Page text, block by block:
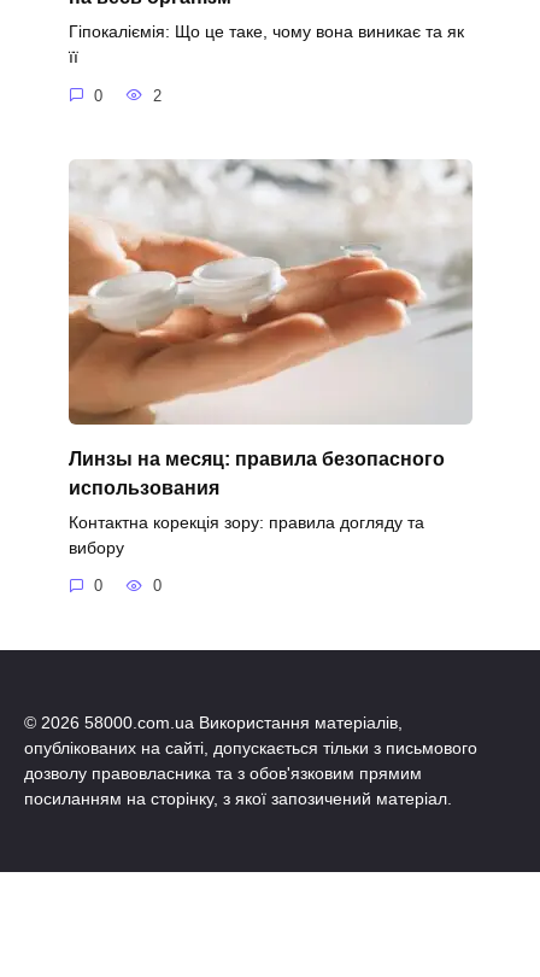
Гіпокаліємія: Що це таке, чому вона виникає та як
її
0 2
Линзы на месяц: правила безопасного
использования
Контактна корекція зору: правила догляду та
вибору
0 0
© 2026 58000.com.ua Використання матеріалів,
опублікованих на сайті, допускається тільки з письмового
дозволу правовласника та з обов'язковим прямим
посиланням на сторінку, з якої запозичений матеріал.